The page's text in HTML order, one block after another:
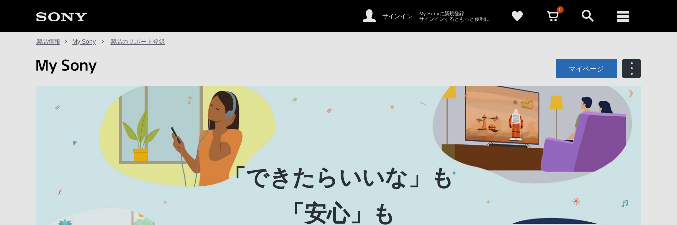
サインイン
My Sonyに新規登録
サインインするともっと便利に
0
製品情報 My Sony 製品のサポート登録
マイページ
「できたらいいな」も
「安心」も